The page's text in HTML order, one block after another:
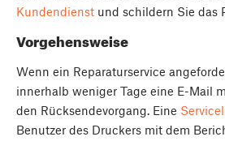
Kundendienst und schildern Sie das
Vorgehensweise
Wenn ein Reparaturservice
innerhalb weniger Tage eine E-Mail
den Rücksendevorgang. Eine
Benutzer des Druckers mit dem